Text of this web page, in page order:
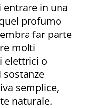
entrare in una
profumo
far parte
molti
elettrici o
sostanze
semplice,
naturale.